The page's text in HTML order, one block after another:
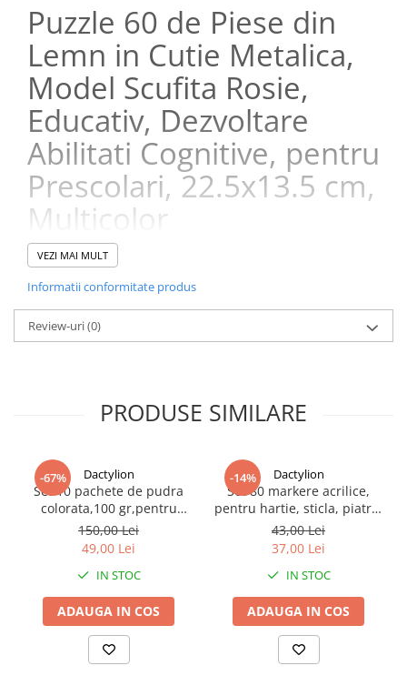
Puzzle 60 de Piese din
Lemn in Cutie Metalica,
Model Scufita Rosie,
Educativ, Dezvoltare
Abilitati Cognitive, pentru
Prescolari, 22.5x13.5 cm,
Multicolor
Transforma timpul de joaca intr-o experienta educativa cu acest
puzzle din lemn format din 60 de piese, inspirat de povestea
clasica Scufita Rosie. Conceput pentru copii prescolari si scolari
mici, jocul imbina distractia cu invatarea, contribuind la
dezvoltarea abilitatilor cognitive si a coordonarii motorii intr-un
mod placut si interactiv.
VEZI MAI MULT
Informatii conformitate produs
Review-uri(0)
PRODUSE SIMILARE
-67% Dactylion
Set 10 pachete de pudra
colorata,100 gr,pentru
copii,non toxica,cantitate
pachet 1kg - Multicolor
150,00 Lei
49,00 Lei
IN STOC
ADAUGA IN COS
-14% Dactylion
Set 80 markere acrilice,
pentru hartie, sticla, piatra,
lemn, panza, textile, uscare
rapida, multicolor
43,00 Lei
37,00 Lei
IN STOC
ADAUGA IN COS